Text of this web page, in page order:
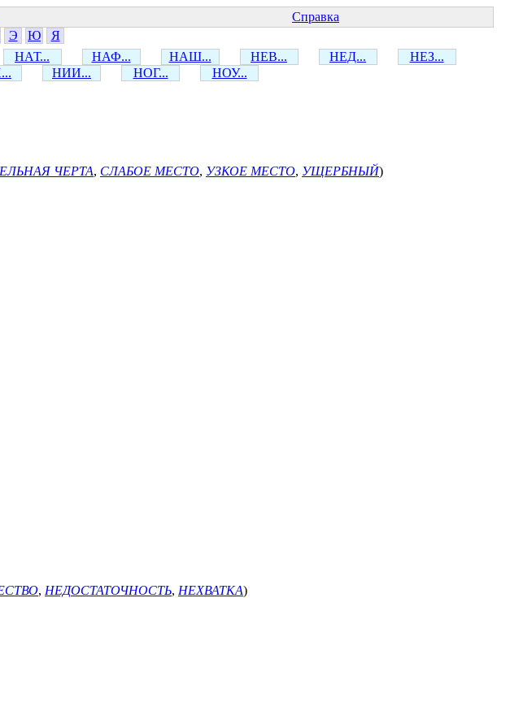
Справка
Э Ю
Я
НАТ... НАФ... НАШ... НЕВ... НЕД...
НЕЗ...
НИИ... НОГ... НОУ...
ЧЕРТА, СЛАБОЕ МЕСТО, УЗКОЕ МЕСТО, УЩЕРБНЫЙ)
, НЕДОСТАТОЧНОСТЬ, НЕХВАТКА)